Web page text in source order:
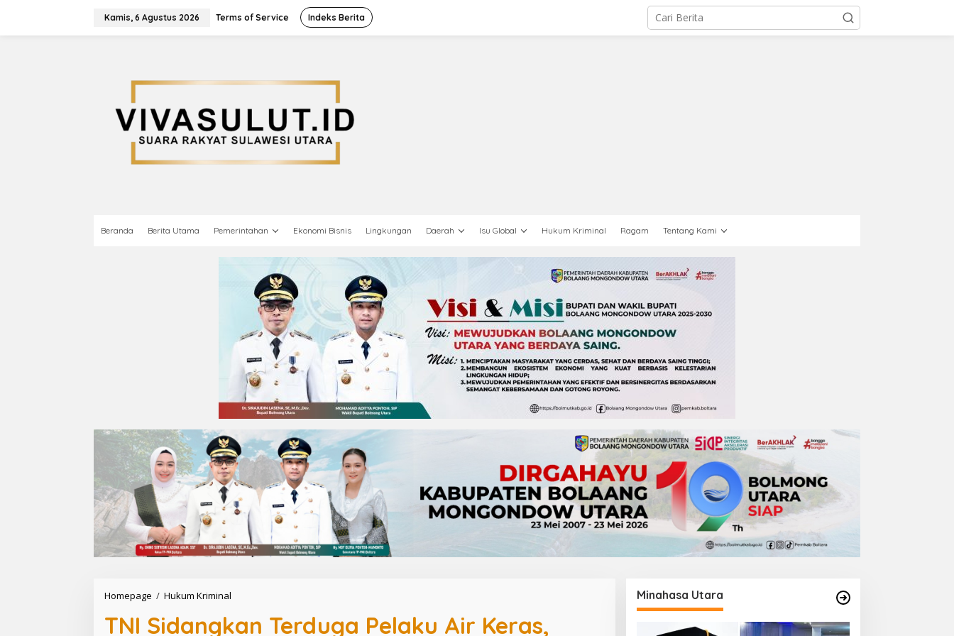
Kamis, 6 Agustus 2026 Terms of Service Indeks Berita
Beranda Berita Utama Pemerintahan Ekonomi Bisnis Lingkungan Daerah Isu Global Hukum Kriminal Ragam Tentang Kami
Homepage / Hukum Kriminal
I
TNI Sidangkan Terduga Pelaku Air Keras,
Minahasa Utara